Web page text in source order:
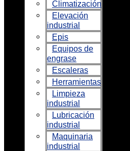
Climatización
Elevación
industrial
Epis
Equipos de
engrase
Escaleras
Herramientas
Limpieza
industrial
Lubricación
industrial
Maquinaria
industrial